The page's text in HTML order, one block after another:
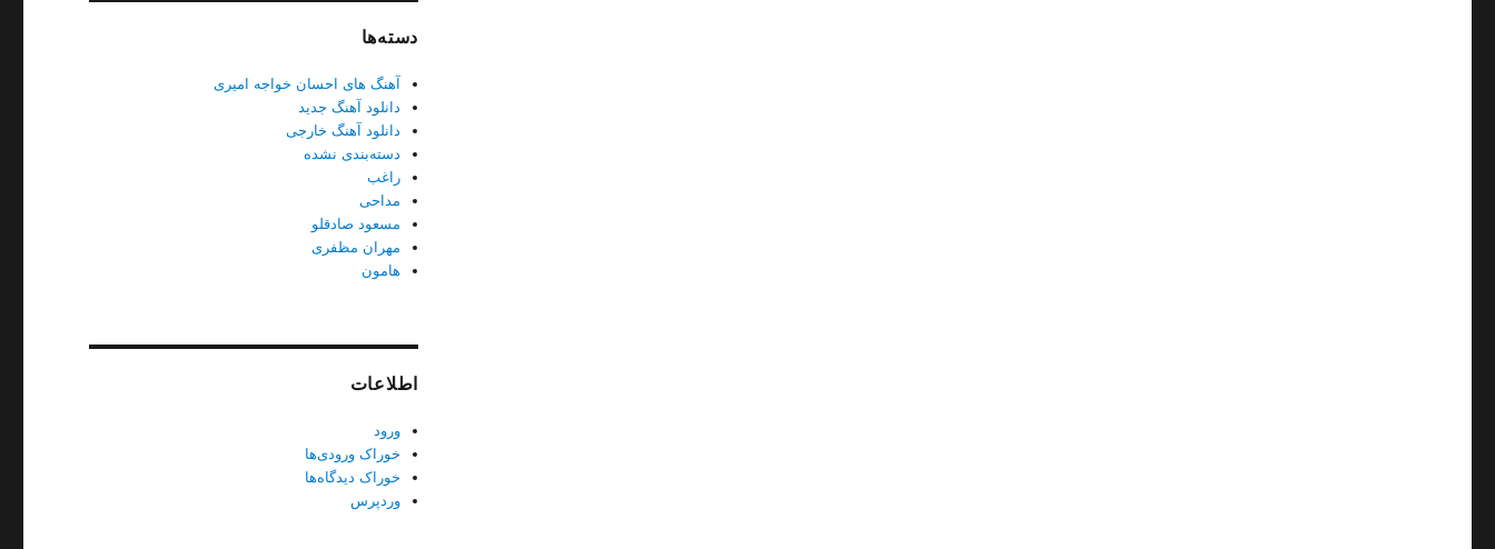
دسته‌ها
آهنگ های احسان خواجه امیری
دانلود آهنگ جدید
دانلود آهنگ خارجی
دسته‌بندی نشده
راغب
مداحی
مسعود صادقلو
مهران مظفری
هامون
اطلاعات
ورود
خوراک ورودی‌ها
خوراک دیدگاه‌ها
وردپرس